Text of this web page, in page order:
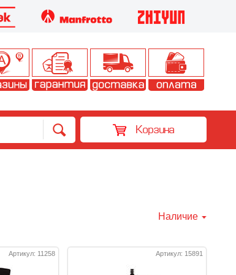
Корзина
Наличие
Артикул: 11258 Артикул: 15891